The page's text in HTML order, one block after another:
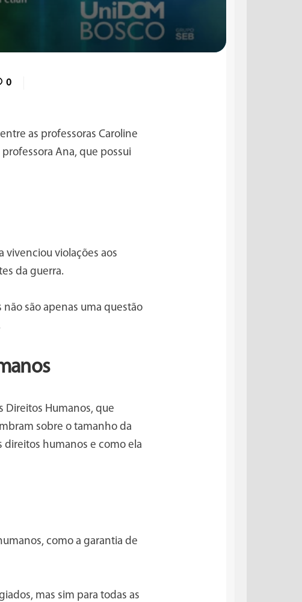
0
as professoras Caroline
Ana, que possui
vivenciou violações aos
da guerra.
são apenas uma questão
Direitos Humanos, que
sobre o tamanho da
direitos humanos e como ela
como a garantia de
mas sim para todas as